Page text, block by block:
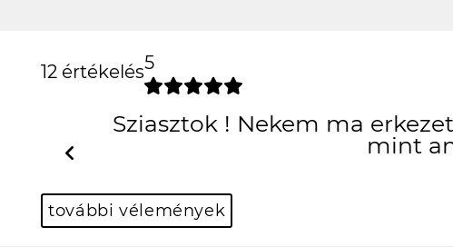
12 értékelés5
Sziasztok ! Nekem ma
mint
Previous
további vélemények